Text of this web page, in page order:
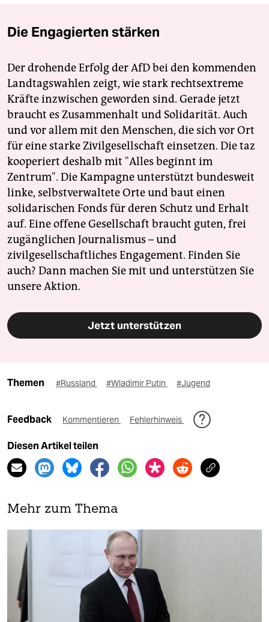
Die Engagierten stärken
Der drohende Erfolg der AfD bei den kommenden
Landtagswahlen zeigt, wie stark rechtsextreme
Kräfte inzwischen geworden sind. Gerade jetzt
braucht es Zusammenhalt und Solidarität. Auch
und vor allem mit den Menschen, die sich vor Ort
für eine starke Zivilgesellschaft einsetzen. Die taz
kooperiert deshalb mit "Alles beginnt im
Zentrum". Die Kampagne unterstützt bundesweit
linke, selbstverwaltete Orte und baut einen
solidarischen Fonds für deren Schutz und Erhalt
auf. Eine offene Gesellschaft braucht guten, frei
zugänglichen Journalismus – und
zivilgesellschaftliches Engagement. Finden Sie
auch? Dann machen Sie mit und unterstützen Sie
unsere Aktion.
Jetzt unterstützen
Themen #Russland #Wladimir Putin #Jugend
Feedback Kommentieren Fehlerhinweis
Diesen Artikel teilen
Mehr zum Thema